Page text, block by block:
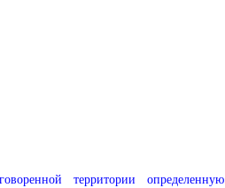
территории определенную